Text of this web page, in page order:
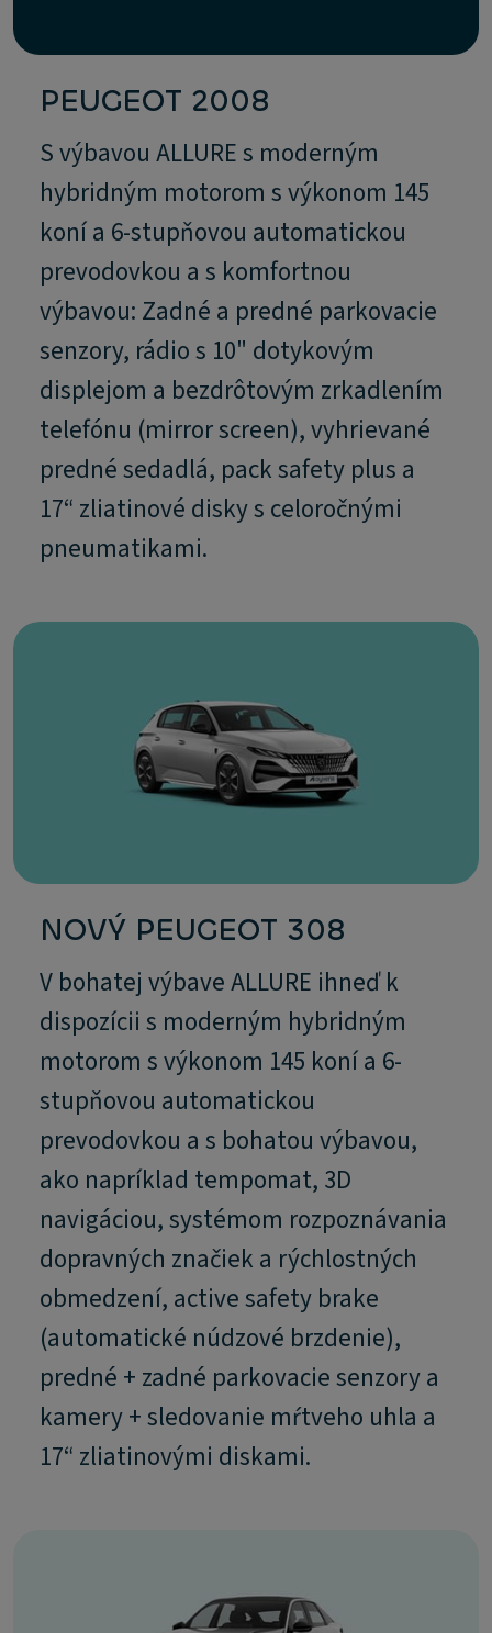
PEUGEOT 2008
S výbavou ALLURE s moderným
hybridným motorom s výkonom 145
koní a 6-stupňovou automatickou
prevodovkou a s komfortnou
výbavou: Zadné a predné parkovacie
senzory, rádio s 10" dotykovým
displejom a bezdrôtovým zrkadlením
telefónu (mirror screen), vyhrievané
predné sedadlá, pack safety plus a
17“ zliatinové disky s celoročnými
pneumatikami.
NOVÝ PEUGEOT 308
V bohatej výbave ALLURE ihneď k
dispozícii s moderným hybridným
motorom s výkonom 145 koní a 6-
stupňovou automatickou
prevodovkou a s bohatou výbavou,
ako napríklad tempomat, 3D
navigáciou, systémom rozpoznávania
dopravných značiek a rýchlostných
obmedzení, active safety brake
(automatické núdzové brzdenie),
predné + zadné parkovacie senzory a
kamery + sledovanie mŕtveho uhla a
17“ zliatinovými diskami.